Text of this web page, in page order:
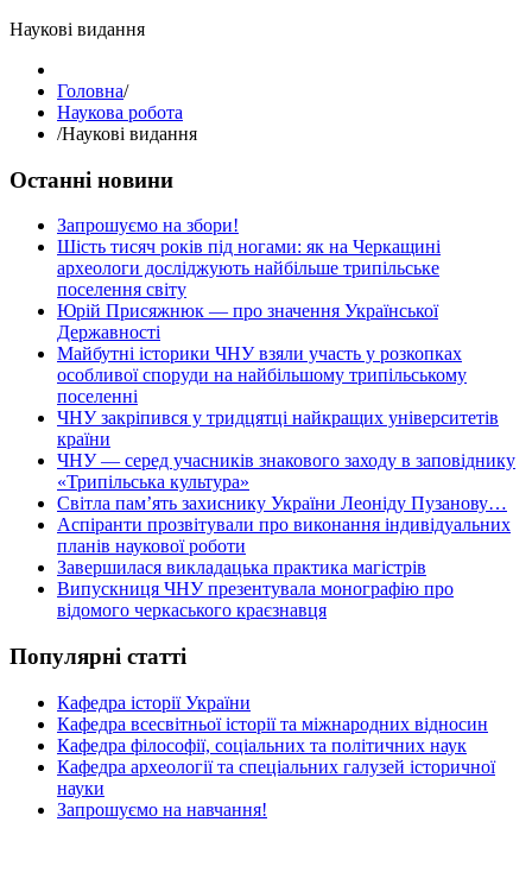
Наукові видання
Головна/
Наукова робота
/Наукові видання
Останні новини
Запрошуємо на збори!
Шість тисяч років під ногами: як на Черкащині
археологи досліджують найбільше трипільське
поселення світу
Юрій Присяжнюк — про значення Української
Державності
Майбутні історики ЧНУ взяли участь у розкопках
особливої споруди на найбільшому трипільському
поселенні
ЧНУ закріпився у тридцятці найкращих університетів
країни
ЧНУ — серед учасників знакового заходу в заповіднику
«Трипільська культура»
Світла пам’ять захиснику України Леоніду Пузанову…
Аспіранти прозвітували про виконання індивідуальних
планів наукової роботи
Завершилася викладацька практика магістрів
Випускниця ЧНУ презентувала монографію про
відомого черкаського краєзнавця
Популярні статті
Кафедра історії України
Кафедра всесвітньої історії та міжнародних відносин
Кафедра філософії, соціальних та політичних наук
Кафедра археології та спеціальних галузей історичної
науки
Запрошуємо на навчання!